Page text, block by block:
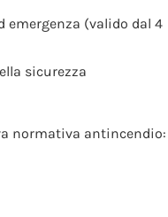
emergenza (valido dal 4
sicurezza
normativa antincendio: